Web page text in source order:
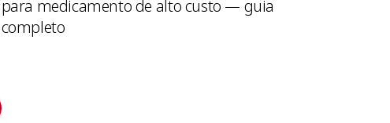
para medicamento de alto custo — guia
completo